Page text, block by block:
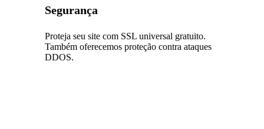
Segurança
Proteja seu site com SSL universal gratuito.
Também oferecemos proteção contra ataques
DDOS.